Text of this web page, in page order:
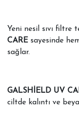
Yeni nesil sıvı filtre
CARE sayesinde
sağlar.
GALSHİELD UV
ciltde kalıntı ve